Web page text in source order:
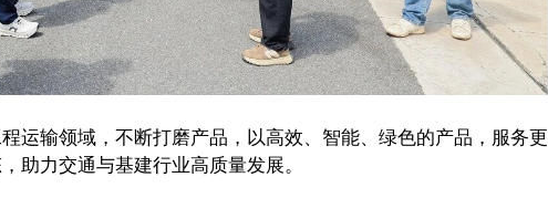
运输领域，不断打磨产品，以高效、智能、绿色的产品，服务更
助力交通与基建行业高质量发展。